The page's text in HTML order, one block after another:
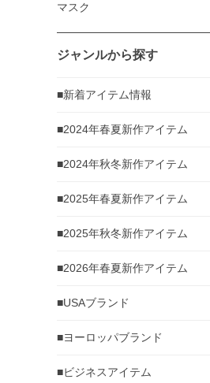
マスク
ジャンルから探す
■新着アイテム情報
■2024年春夏新作アイテム
■2024年秋冬新作アイテム
■2025年春夏新作アイテム
■2025年秋冬新作アイテム
■2026年春夏新作アイテム
■USAブランド
■ヨーロッパブランド
■ビジネスアイテム